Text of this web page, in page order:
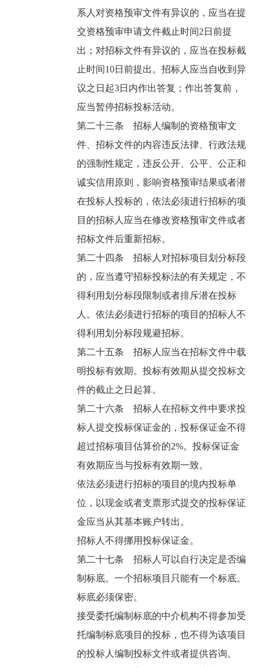
系人对资格预审文件有异议的，应当在提
交资格预审申请文件截止时间2日前提
出；对招标文件有异议的，应当在投标截
止时间10日前提出。招标人应当自收到异
议之日起3日内作出答复；作出答复前，
应当暂停招标投标活动。
第二十三条 招标人编制的资格预审文
件、招标文件的内容违反法律、行政法规
的强制性规定，违反公开、公平、公正和
诚实信用原则，影响资格预审结果或者潜
在投标人投标的，依法必须进行招标的项
目的招标人应当在修改资格预审文件或者
招标文件后重新招标。
第二十四条 招标人对招标项目划分标段
的，应当遵守招标投标法的有关规定，不
得利用划分标段限制或者排斥潜在投标
人。依法必须进行招标的项目的招标人不
得利用划分标段规避招标。
第二十五条 招标人应当在招标文件中载
明投标有效期。投标有效期从提交投标文
件的截止之日起算。
第二十六条 招标人在招标文件中要求投
标人提交投标保证金的，投标保证金不得
超过招标项目估算价的2%。投标保证金
有效期应当与投标有效期一致。
依法必须进行招标的项目的境内投标单
位，以现金或者支票形式提交的投标保证
金应当从其基本账户转出。
招标人不得挪用投标保证金。
第二十七条 招标人可以自行决定是否编
制标底。一个招标项目只能有一个标底。
标底必须保密。
接受委托编制标底的中介机构不得参加受
托编制标底项目的投标，也不得为该项目
的投标人编制投标文件或者提供咨询。